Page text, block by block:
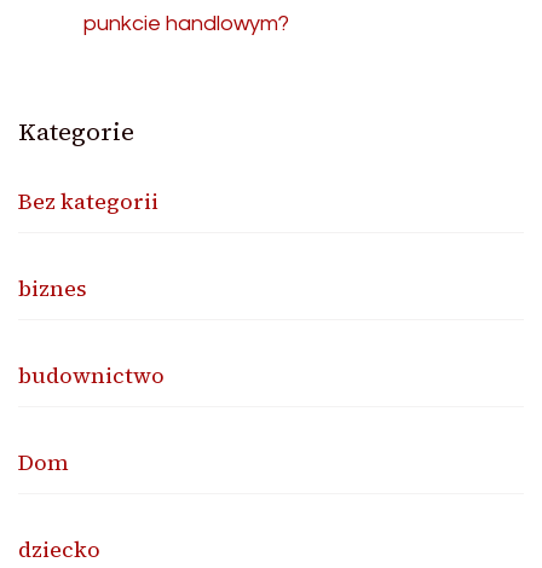
punkcie handlowym?
Kategorie
Bez kategorii
biznes
budownictwo
Dom
dziecko